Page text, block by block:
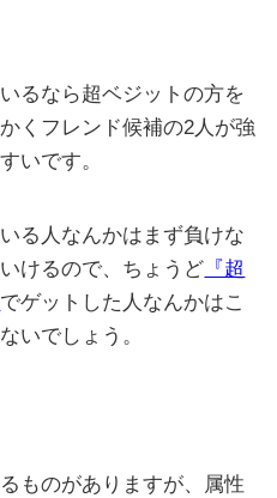
るなら超ベジットの方を
くフレンド候補の2人が強
いです。
る人なんかはまず負けな
けるので、ちょうど 『超
でゲットした人なんかはこ
いでしょう。
ものがありますが、属性